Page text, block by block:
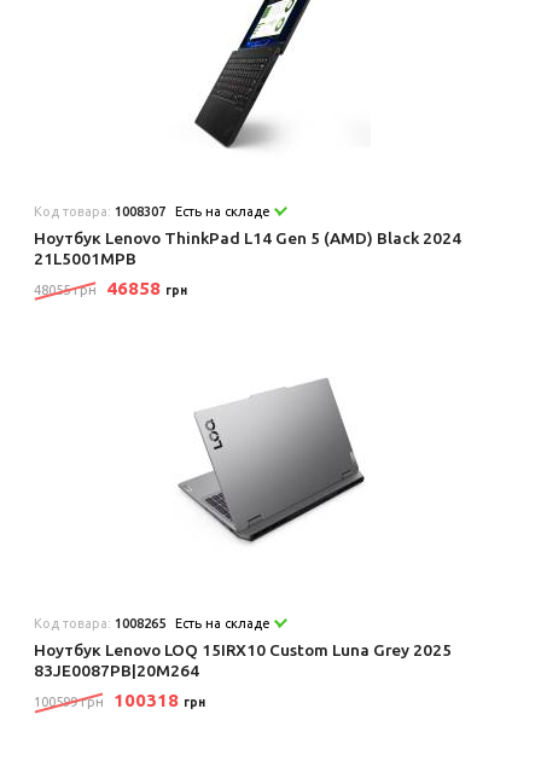
Код товара: 1008307 Есть на складе
Ноутбук Lenovo ThinkPad L14 Gen 5 (AMD) Black 2024
21L5001MPB
48055 грн 46858 грн
Код товара: 1008265 Есть на складе
Ноутбук Lenovo LOQ 15IRX10 Custom Luna Grey 2025
83JE0087PB|20M264
100599 грн 100318 грн